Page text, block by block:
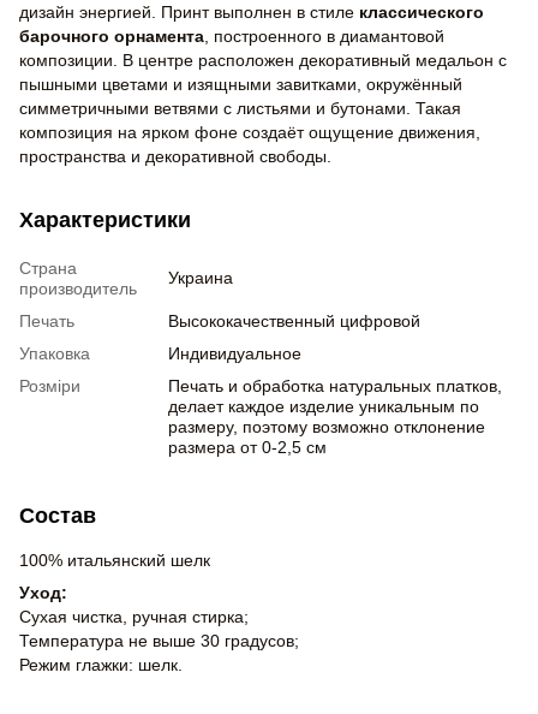
дизайн энергией. Принт выполнен в стиле классического
барочного орнамента , построенного в диамантовой
композиции. В центре расположен декоративный медальон с
пышными цветами и изящными завитками, окружённый
симметричными ветвями с листьями и бутонами. Такая
композиция на ярком фоне создаёт ощущение движения,
пространства и декоративной свободы.
Характеристики
Страна
производитель
Украина
Печать
Высококачественный цифровой
Упаковка
Индивидуальное
Розміри
Печать и обработка натуральных платков,
делает каждое изделие уникальным по
размеру, поэтому возможно отклонение
размера от 0-2,5 см
Состав
100% итальянский шелк
Уход:
Сухая чистка, ручная стирка;
Температура не выше 30 градусов;
Режим глажки: шелк.